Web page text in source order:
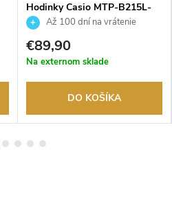
Hodinky Casio MTP-B215L-
7AVERAž 100 dní na vrátenie
tovaru. Autorizovaný predajca.
€89,90
Na externom sklade
DO KOŠÍKA